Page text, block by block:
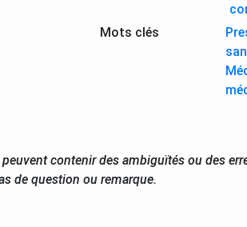
Mots clés
contenir des ambiguïtés ou des
de question ou remarque.